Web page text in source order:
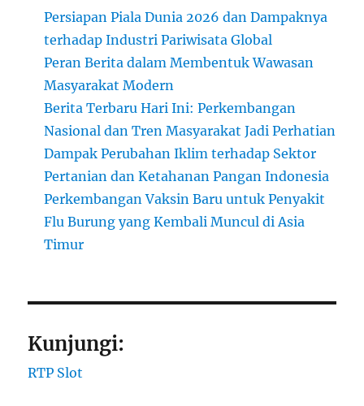
Persiapan Piala Dunia 2026 dan Dampaknya
terhadap Industri Pariwisata Global
Peran Berita dalam Membentuk Wawasan
Masyarakat Modern
Berita Terbaru Hari Ini: Perkembangan
Nasional dan Tren Masyarakat Jadi Perhatian
Dampak Perubahan Iklim terhadap Sektor
Pertanian dan Ketahanan Pangan Indonesia
Perkembangan Vaksin Baru untuk Penyakit
Flu Burung yang Kembali Muncul di Asia
Timur
Kunjungi:
RTP Slot